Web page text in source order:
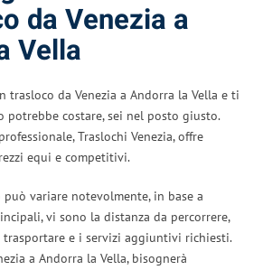
da Venezia a
Vella
trasloco da Venezia a Andorra la Vella e ti
potrebbe costare, sei nel posto giusto.
Traslochi Venezia, offre
equi e competitivi.
variare notevolmente, in base a
vi sono la distanza da percorrere,
e i servizi aggiuntivi richiesti.
a Andorra la Vella, bisognerà